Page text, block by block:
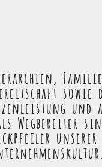
sowie
und
Wegbereiter
unserer